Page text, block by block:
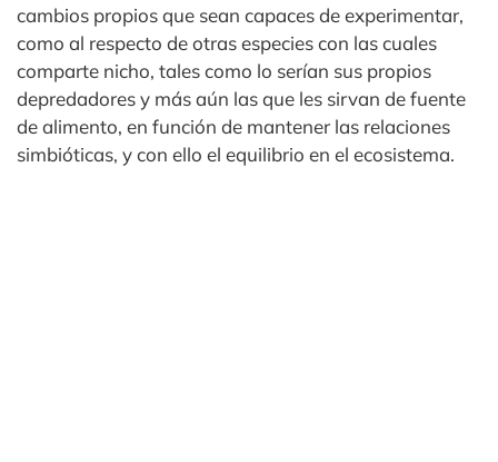
cambios propios que sean capaces de experimentar,
como al respecto de otras especies con las cuales
comparte nicho, tales como lo serían sus propios
depredadores y más aún las que les sirvan de fuente
de alimento, en función de mantener las relaciones
simbióticas, y con ello el equilibrio en el ecosistema.